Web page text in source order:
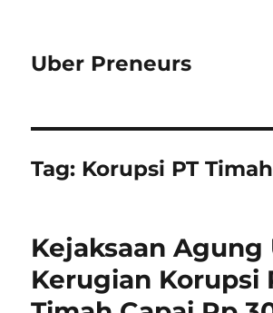
Uber Preneurs
Tag: Korupsi PT Timah
Kejaksaan Agung
Kerugian Korupsi